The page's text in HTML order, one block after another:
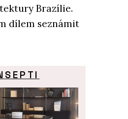
Brazílie.
dílem seznámit